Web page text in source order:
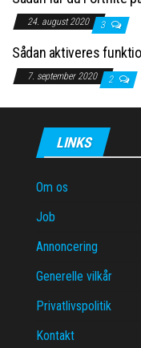
24. august 2020 3
Sådan aktiveres
7. september 2020 2
LINKS
Om os
Job
Annoncering
Generelle vilkår
Privatlivspolitik
Kontakt